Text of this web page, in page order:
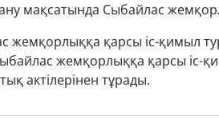
мақсатында Сыбайлас
жемқорлыққа қарсы іс-қимыл
жемқорлыққа қарсы іс-
актілерінен тұрады.